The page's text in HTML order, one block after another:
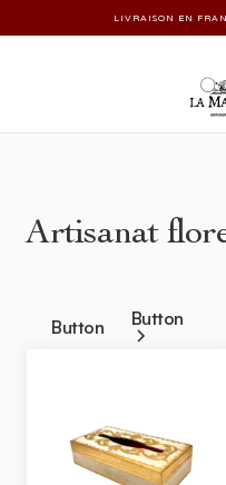
LIVRAISON EN
Artisanat
Button Button